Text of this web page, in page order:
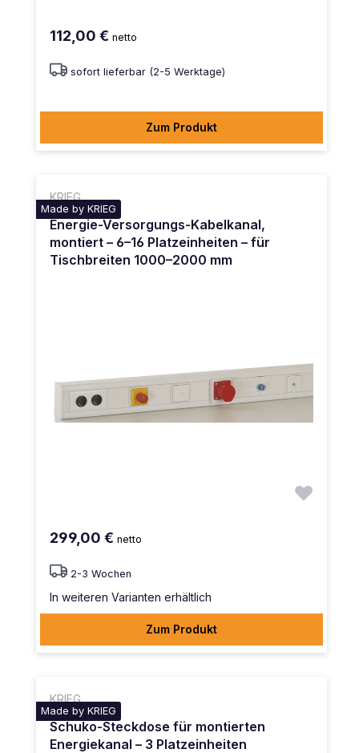
112,00 € netto
sofort lieferbar (2-5 Werktage)
Zum Produkt
KRIEG
Made by KRIEG
Energie-Versorgungs-Kabelkanal,
montiert – 6–16 Platzeinheiten – für
Tischbreiten 1000–2000 mm
299,00 € netto
2-3 Wochen
In weiteren Varianten erhältlich
Zum Produkt
KRIEG
Made by KRIEG
Schuko-Steckdose für montierten
Energiekanal – 3 Platzeinheiten